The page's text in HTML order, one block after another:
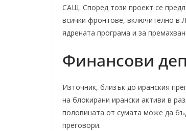
САЩ. Според този проект се
всички фронтове, включително в
ядрената програма и за
Финансови
Източник, близък до иранския
на блокирани ирански активи в
половината от сумата може да
преговори.